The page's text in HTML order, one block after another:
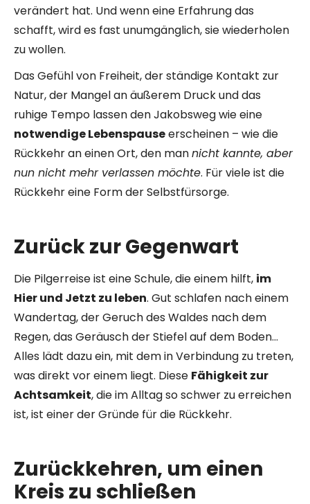
verändert hat. Und wenn eine Erfahrung das
schafft, wird es fast unumgänglich, sie wiederholen
zu wollen.
Das Gefühl von Freiheit, der ständige Kontakt zur
Natur, der Mangel an äußerem Druck und das
ruhige Tempo lassen den Jakobsweg wie eine
notwendige Lebenspauseerscheinen – wie die
Rückkehr an einen Ort, den mannicht kannte, aber
nun nicht mehr verlassen möchte. Für viele ist die
Rückkehr eine Form der Selbstfürsorge.
Zurück zur Gegenwart
Die Pilgerreise ist eine Schule, die einem hilft, im
Hier und Jetzt zu leben. Gut schlafen nach einem
Wandertag, der Geruch des Waldes nach dem
Regen, das Geräusch der Stiefel auf dem Boden…
Alles lädt dazu ein, mit dem in Verbindung zu treten,
was direkt vor einem liegt. Diese Fähigkeit zur
Achtsamkeit, die im Alltag so schwer zu erreichen
ist, ist einer der Gründe für die Rückkehr.
Zurückkehren, um einen
Kreis zu schließen